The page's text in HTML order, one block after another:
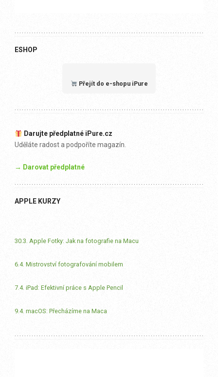
ESHOP
Přejít do e-shopu iPure
Darujte předplatné iPure.cz
Uděláte radost a podpoříte magazín.
→ Darovat předplatné
APPLE KURZY
30.3. Apple Fotky: Jak na fotografie na Macu
6.4. Mistrovství fotografování mobilem
7.4. iPad: Efektivní práce s Apple Pencil
9.4. macOS: Přecházíme na Maca